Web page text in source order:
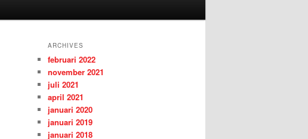
ARCHIVES
februari 2022
november 2021
juli 2021
april 2021
januari 2020
januari 2019
januari 2018